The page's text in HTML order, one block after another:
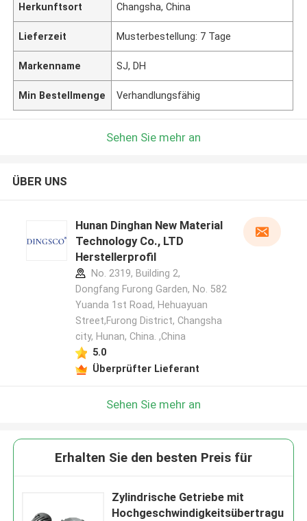
Herkunftsort Changsha, China
Lieferzeit Musterbestellung: 7 Tage
Markenname SJ, DH
Min Bestellmenge Verhandlungsfähig
Sehen Sie mehr an
ÜBER UNS
Hunan Dinghan New Material
Technology Co., LTD
Herstellerprofil
No. 2319, Building 2,
Dongfang Furong Garden, No. 582
Yuanda 1st Road, Hehuayuan
Street,Furong District, Changsha
city, Hunan, China. ,China
5.0
Überprüfter Lieferant
Sehen Sie mehr an
Erhalten Sie den besten Preis für
Zylindrische Getriebe mit
Hochgeschwindigkeitsübertragu